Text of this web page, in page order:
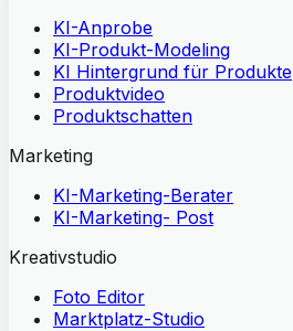
KI-Anprobe
KI-Produkt-Modeling
KI Hintergrund für Produkte
Produktvideo
Produktschatten
Marketing
KI-Marketing-Berater
KI-Marketing- Post
Kreativstudio
Foto Editor
Marktplatz-Studio